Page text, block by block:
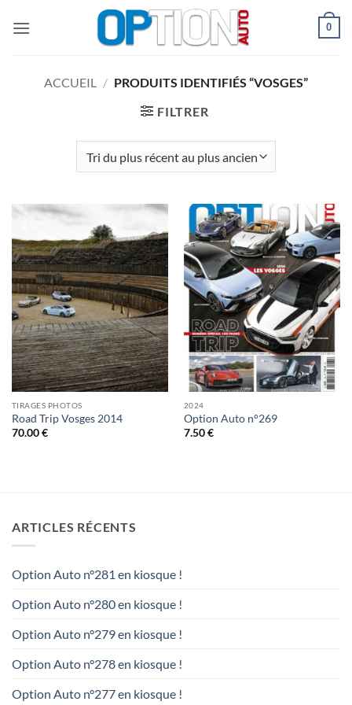
0
ACCUEIL / PRODUITS IDENTIFIÉS “VOSGES”
FILTRER
TIRAGES PHOTOS
Road Trip Vosges 2014
70.00€
2024
Option Auto n°269
7.50€
ARTICLES RÉCENTS
Option Auto n°281 en kiosque !
Option Auto n°280 en kiosque !
Option Auto n°279 en kiosque !
Option Auto n°278 en kiosque !
Option Auto n°277 en kiosque !